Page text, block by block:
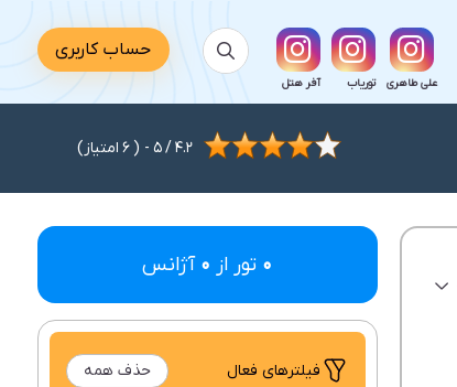
علی طاهری توریاب آفر هتل
حساب کاربری
4.2
/
5
- (
6 امتیاز)
0 تور از 0 آژانس
فیلتر‌های فعال حذف همه